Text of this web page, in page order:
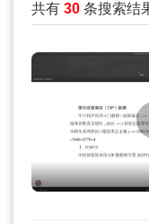
共有 30 条搜索结